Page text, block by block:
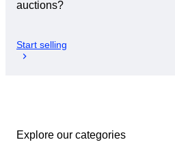
auctions?
Start selling
Explore our categories